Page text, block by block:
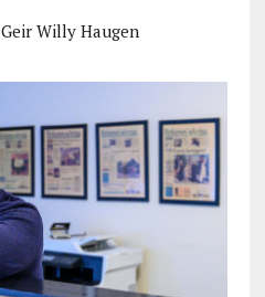
Geir Willy Haugen